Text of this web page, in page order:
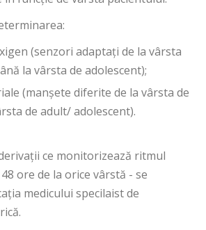
(senzori adaptați de la vârsta
la vârsta de adolescent);
(manșete diferite de la vârsta de
de adult/ adolescent).
ce monitorizează ritmul
ore de la orice vârstă - se
medicului specilaist de